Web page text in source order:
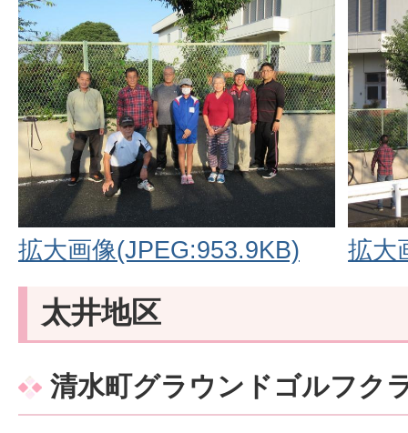
拡大画像(JPEG:953.9KB) 拡大
太井地区
清水町グラウンドゴルフク